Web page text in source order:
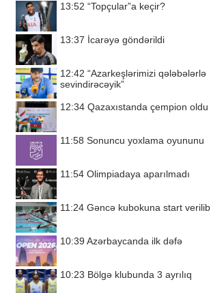
13:52 “Topçular”a keçir?
13:37 İcarəyə göndərildi
12:42 “Azarkeşlərimizi qələbələrlə
sevindirəcəyik”
12:34 Qazaxıstanda çempion oldu
11:58 Sonuncu yoxlama oyununu
11:54 Olimpiadaya aparılmadı
11:24 Gəncə kubokuna start verilib
10:39 Azərbaycanda ilk dəfə
10:23 Bölgə klubunda 3 ayrılıq